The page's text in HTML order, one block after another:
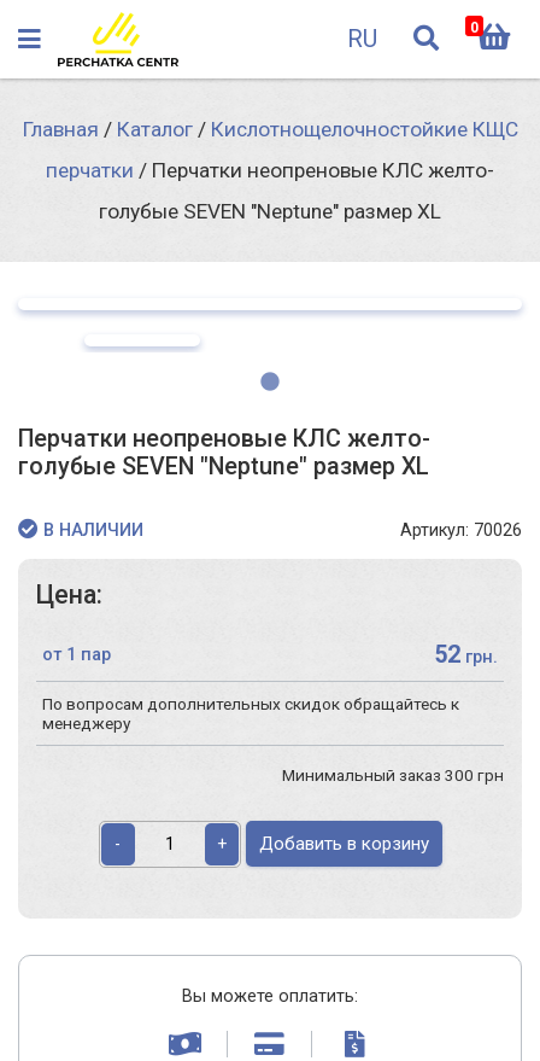
RU 0
Главная / Каталог/ Кислотнощелочностойкие КЩС
перчатки / Перчатки неопреновые КЛС желто-
голубые SEVEN "Neptune" размер XL
Перчатки неопреновые КЛС желто-
голубые SEVEN "Neptune" размер XL
В НАЛИЧИИ Артикул: 70026
Цена:
от 1 пар 52 грн.
По вопросам дополнительных скидок обращайтесь к
менеджеру
Минимальный заказ 300 грн
- + Добавить в корзину
Вы можете оплатить: